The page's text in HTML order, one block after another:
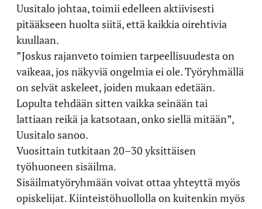
Uusitalo johtaa, toimii edelleen aktiivisesti
pitääkseen huolta siitä, että kaikkia oirehtivia
kuullaan.
”Joskus rajanveto toimien tarpeellisuudesta on
vaikeaa, jos näkyviä ongelmia ei ole. Työryhmällä
on selvät askeleet, joiden mukaan edetään.
Lopulta tehdään sitten vaikka seinään tai
lattiaan reikä ja katsotaan, onko siellä mitään”,
Uusitalo sanoo.
Vuosittain tutkitaan 20–30 yksittäisen
työhuoneen sisäilma.
Sisäilmatyöryhmään voivat ottaa yhteyttä myös
opiskelijat. Kiinteistöhuollolla on kuitenkin myös